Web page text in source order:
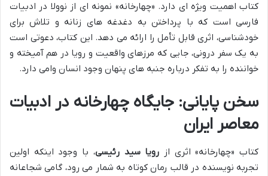
کتاب اهمیت ویژه ای دارد. «چهارخانه» نمونه ای از نوولا در ادبیات
فارسی است که با پرداختن به دغدغه های زنانه و تلاش برای
خودشناسی، اثری قابل تأمل را ارائه می دهد. این کتاب، دعوتی است
به یک سفر درونی، جایی که مرزهای واقعیت و رویا در هم آمیخته و
خواننده را به تفکر درباره جنبه های پنهان وجود انسان وامی دارد.
سخن پایانی: جایگاه چهارخانه در ادبیات
معاصر ایران
کتاب «چهارخانه» اثری از رویا سید رئیسی، با وجود اینکه اولین
تجربه نویسنده در قالب رمان کوتاه به شمار می رود، گامی شجاعانه